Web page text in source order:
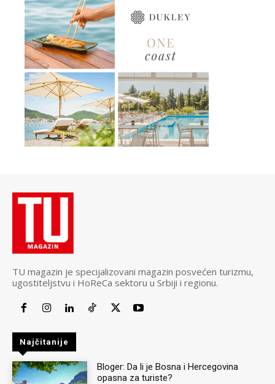
TU magazin je specijalizovani magazin posvećen turizmu,
ugostiteljstvu i HoReCa sektoru u Srbiji i regionu.
Najčitanije
Bloger: Da li je Bosna i Hercegovina
opasna za turiste?